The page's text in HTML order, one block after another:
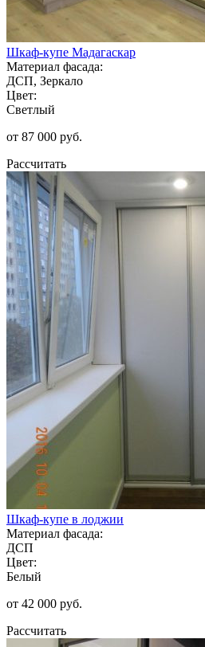
Шкаф-купе Мадагаскар
Материал фасада:
ДСП, Зеркало
Цвет:
Светлый
от 87 000 руб.
Рассчитать
Шкаф-купе в лоджии
Материал фасада:
ДСП
Цвет:
Белый
от 42 000 руб.
Рассчитать